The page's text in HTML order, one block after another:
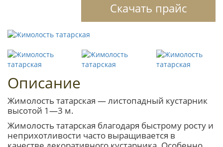
Скачать прайс
Описание
Жимолость татарская — листопадный кустарник
высотой 1—3 м.
Жимолость татарская благодаря быстрому росту и
неприхотливости часто выращивается в